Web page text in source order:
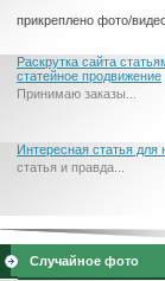
прикреплено фото/
Раскрутка сайта
статейное продвижение
Принимаю заказы...
Интересная статья для
статья и правда...
Случайное фото